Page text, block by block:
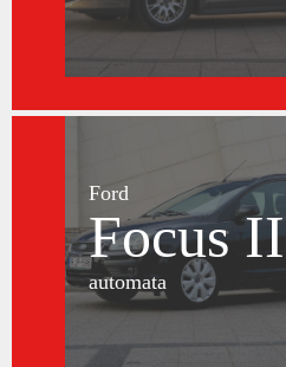
Ford
Focus II
automata